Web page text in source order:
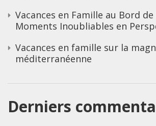
Vacances en Famille au Bord de
Moments Inoubliables en
Vacances en famille sur la
méditerranéenne
Derniers